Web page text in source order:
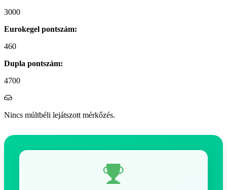
3000
Eurokegel pontszám:
460
Dupla pontszám:
4700
Nincs múltbéli lejátszott mérkőzés.